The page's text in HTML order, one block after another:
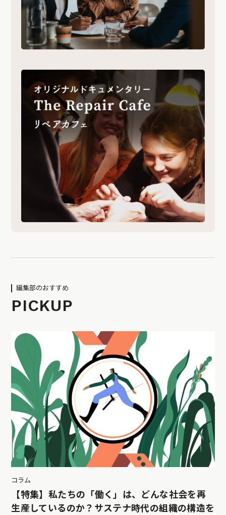
編集部のおすすめ
PICKUP
コラム
【特集】私たちの「働く」は、どんな社会を再
生産しているのか？サステナ時代の組織の構造を